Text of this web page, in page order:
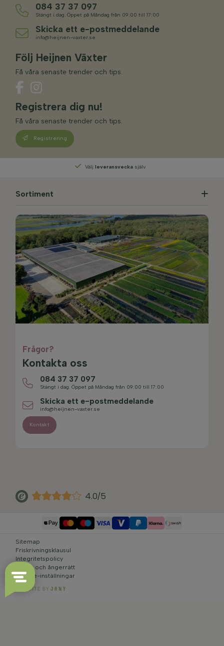
084 37 37 097
Stängt i dag. Öppet på Måndag från 09:00 till 17:00
Skicka ett e-postmeddelande
info@heijnen-vaxter.se
Följ Heijnen Växter
Få våra senaste trender och tips.
Registrera dig nu!
Få våra senaste trender och tips.
Registrering
Välj leveransvecka själv
Sortiment
Frågor?
Kontakta oss
084 37 37 097
Stängt i dag. Öppet på Måndag från 09:00 till 17:00
Skicka ett e-postmeddelande
info@heijnen-vaxter.se
Kontakt
4.0/5
Sitemap
Friskrivningsklausul
Integritetspolicy
Villkor och ångerrätt
Cookie-inställningar